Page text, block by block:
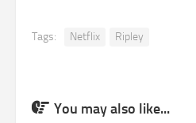
Tags: Netflix Ripley
You may also like...